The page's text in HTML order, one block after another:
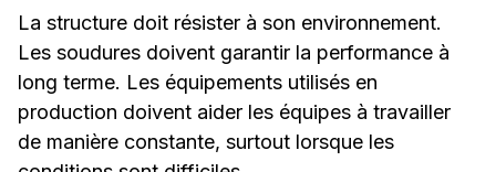
La structure doit résister à son environnement.
Les soudures doivent garantir la performance à
long terme. Les équipements utilisés en
production doivent aider les équipes à travailler
de manière constante, surtout lorsque les